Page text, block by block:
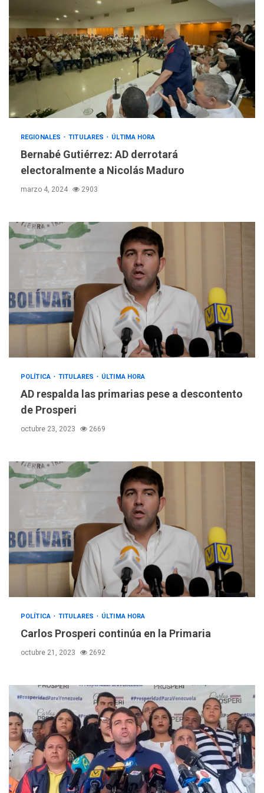
REGIONALES TITULARES ÚLTIMA HORA
Bernabé Gutiérrez: AD derrotará
electoralmente a Nicolás Maduro
marzo 4, 2024 2903
POLÍTICA TITULARES ÚLTIMA HORA
AD respalda las primarias pese a descontento
de Prosperi
octubre 23, 2023 2669
POLÍTICA TITULARES ÚLTIMA HORA
Carlos Prosperi continúa en la Primaria
octubre 21, 2023 2692
POLÍTICA
TITULARES
ÚLTIMA HORA
ONGs piden a CIDH